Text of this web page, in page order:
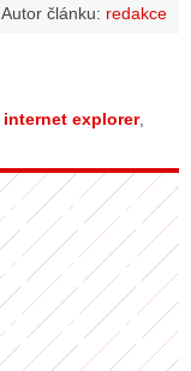
Autor článku: redakce
internet explorer,